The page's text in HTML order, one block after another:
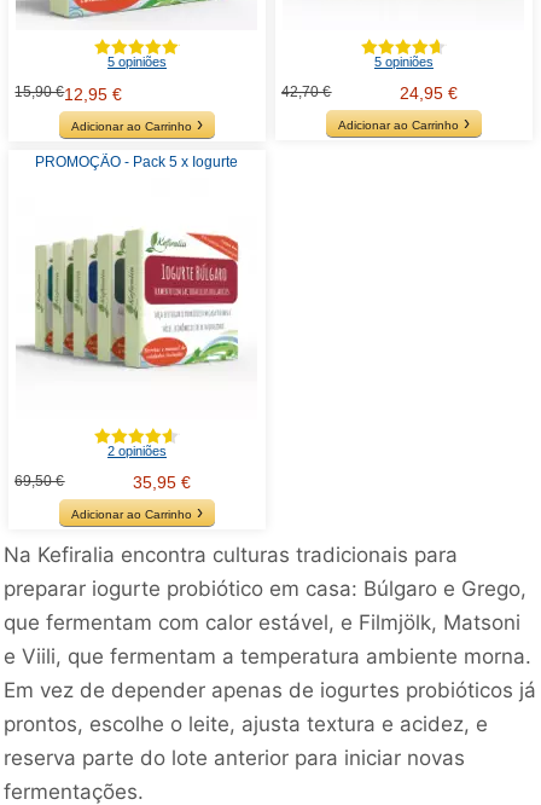
5 opiniões
15,90 €12,95 €
Adicionar ao Carrinho
5 opiniões
42,70 € 24,95 €
Adicionar ao Carrinho
PROMOÇÃO - Pack 5 x Iogurte
2 opiniões
69,50 € 35,95 €
Adicionar ao Carrinho
Na Kefiralia encontra culturas tradicionais para
preparar iogurte probiótico em casa: Búlgaro e Grego,
que fermentam com calor estável, e Filmjölk, Matsoni
e Viili, que fermentam a temperatura ambiente morna.
Em vez de depender apenas de iogurtes probióticos já
prontos, escolhe o leite, ajusta textura e acidez, e
reserva parte do lote anterior para iniciar novas
fermentações.